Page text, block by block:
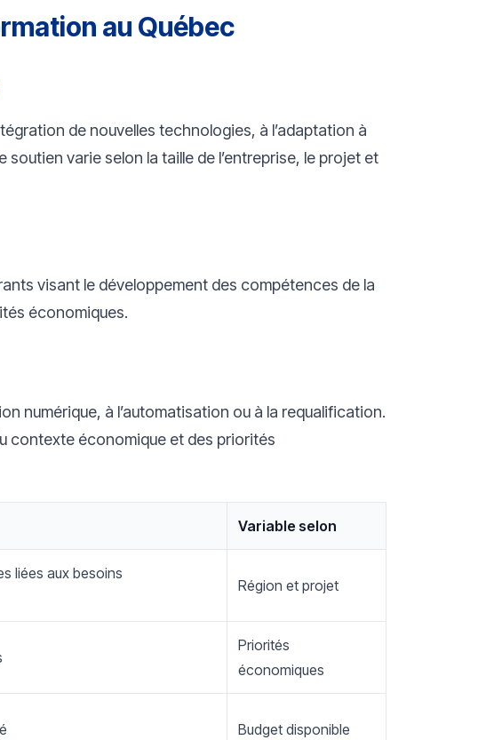
au Québec
de nouvelles technologies, à l’adaptation à
varie selon la taille de l’entreprise, le projet et
visant le développement des compétences de la
économiques.
numérique, à l’automatisation ou à la requalification.
contexte économique et des priorités
Variable selon
liées aux besoins
Région et projet
Priorités
économiques
Budget disponible